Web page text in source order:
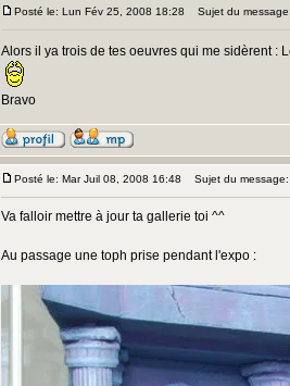
Posté le: Lun Fév 25, 2008 18:28 Sujet du
Alors il ya trois de tes oeuvres qui me sidèrent :
Bravo
Posté le: Mar Juil 08, 2008 16:48 Sujet du message:
Va falloir mettre à jour ta gallerie toi ^^
Au passage une toph prise pendant l'expo :